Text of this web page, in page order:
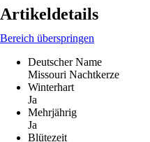
Artikeldetails
Bereich überspringen
Deutscher Name
Missouri Nachtkerze
Winterhart
Ja
Mehrjährig
Ja
Blütezeit